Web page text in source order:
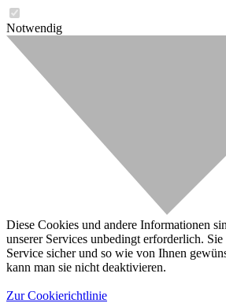
Notwendig
Diese Cookies und andere Informationen
unserer Services unbedingt erforderlich. Sie
Service sicher und so wie von Ihnen
kann man sie nicht deaktivieren.
Zur Cookierichtlinie